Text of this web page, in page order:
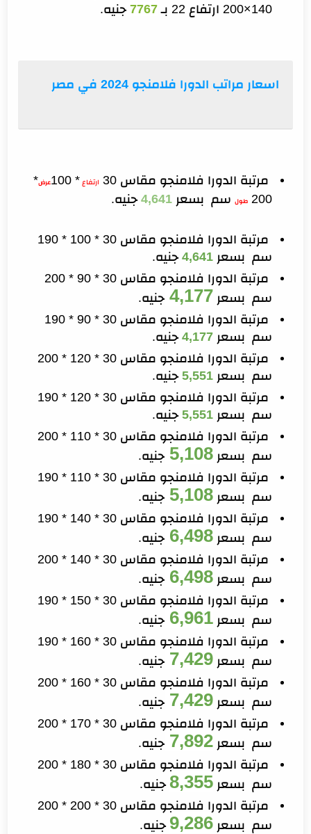
140×200 ارتفاع 22 بـ
7767 جنيه.
اسعار مراتب الدورا فلامنجو 2024 في مصر
مرتبة الدورا فلامنجو مقاس 30 ارتفاع * 100 عرض*
200 طول سم بسعر4,641 جنيه.
مرتبة الدورا فلامنجو مقاس 30 * 100 * 190
سم بسعر4,641 جنيه.
مرتبة الدورا فلامنجو مقاس 30 * 90 * 200
سم بسعر 4,177 جنيه.
مرتبة الدورا فلامنجو مقاس 30 * 90 * 190
سم بسعر4,177 جنيه.
مرتبة الدورا فلامنجو مقاس 30 * 120 * 200
سم بسعر5,551 جنيه.
مرتبة الدورا فلامنجو مقاس 30 * 120 * 190
سم بسعر5,551 جنيه.
مرتبة الدورا فلامنجو مقاس 30 * 110 * 200
سم بسعر5,108 جنيه.
مرتبة الدورا فلامنجو مقاس 30 * 110 * 190
سم بسعر5,108 جنيه.
مرتبة الدورا فلامنجو مقاس 30 * 140 * 190
سم بسعر6,498 جنيه.
مرتبة الدورا فلامنجو مقاس 30 * 140 * 200
سم بسعر6,498 جنيه.
مرتبة الدورا فلامنجو مقاس 30 * 150 * 190
سم بسعر6,961 جنيه.
مرتبة الدورا فلامنجو مقاس 30 * 160 * 190
سم بسعر7,429 جنيه.
مرتبة الدورا فلامنجو مقاس 30 * 160 * 200
سم بسعر7,429 جنيه.
مرتبة الدورا فلامنجو مقاس 30 * 170 * 200
سم بسعر7,892 جنيه.
مرتبة الدورا فلامنجو مقاس 30 * 180 * 200
سم بسعر8,355 جنيه.
مرتبة الدورا فلامنجو مقاس 30 * 200 * 200
سم بسعر9,286 جنيه.